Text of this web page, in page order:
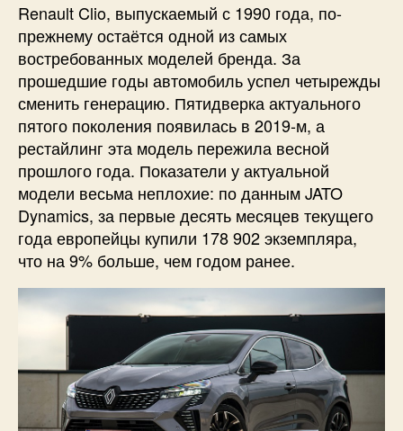
Renault Clio, выпускаемый с 1990 года, по-
прежнему остаётся одной из самых
востребованных моделей бренда. За
прошедшие годы автомобиль успел четырежды
сменить генерацию. Пятидверка актуального
пятого поколения появилась в 2019-м, а
рестайлинг эта модель пережила весной
прошлого года. Показатели у актуальной
модели весьма неплохие: по данным JATO
Dynamics, за первые десять месяцев текущего
года европейцы купили 178 902 экземпляра,
что на 9% больше, чем годом ранее.